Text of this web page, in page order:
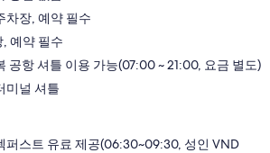
차장, 예약 필수
예약 필수
공항 셔틀 이용 가능(07:00 ~ 21:00, 요금 별도)
미널 셔틀
퍼스트 유료 제공(06:30~09:30, 성인 VND